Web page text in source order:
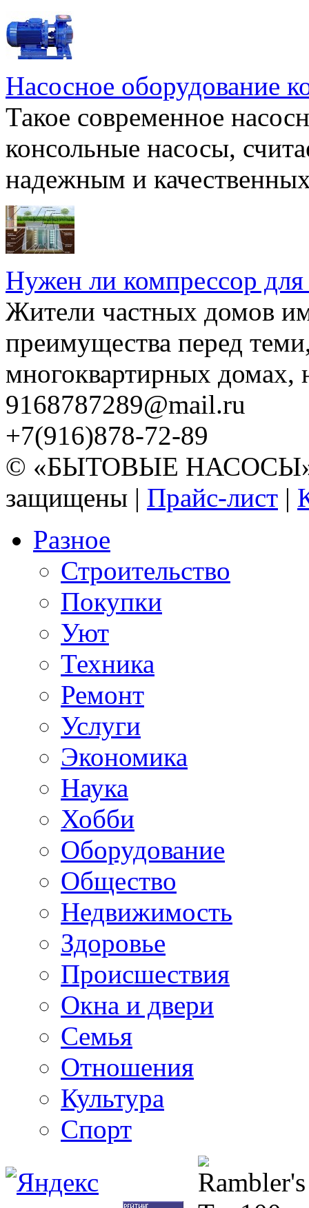
Насосное оборудование
Такое современное
консольные насосы,
надежным и
Нужен ли компрессор для
Жители частных домов
преимущества перед
многоквартирных домах,
9168787289@mail.ru
+7(916)878-72-89
© «БЫТОВЫЕ НАСОСЫ»
защищены | Прайс-лист |
Разное
Строительство
Покупки
Уют
Техника
Ремонт
Услуги
Экономика
Наука
Хобби
Оборудование
Общество
Недвижимость
Здоровье
Происшествия
Окна и двери
Семья
Отношения
Культура
Спорт